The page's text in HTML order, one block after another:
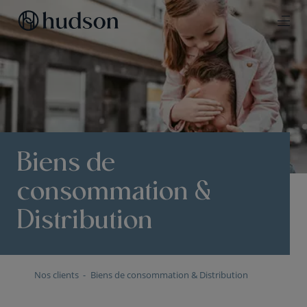
Biens de
consommation &
Distribution
Nos clients Biens de consommation & Distribution